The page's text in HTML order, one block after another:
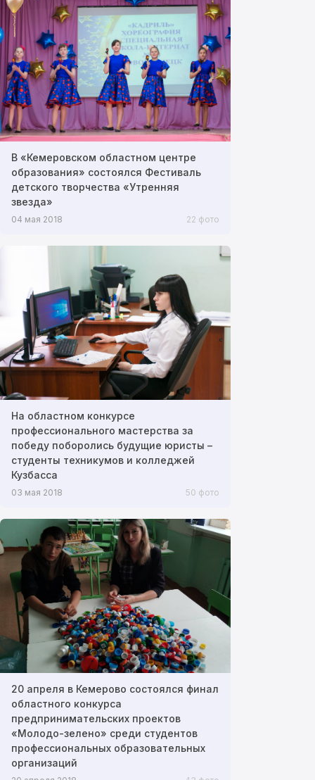
В «Кемеровском областном центре
образования» состоялся Фестиваль
детского творчества «Утренняя
звезда»
04 мая 2018 22 фото
На областном конкурсе
профессионального мастерства за
победу поборолись будущие юристы –
студенты техникумов и колледжей
Кузбасса
03 мая 2018 50 фото
20 апреля в Кемерово состоялся финал
областного конкурса
предпринимательских проектов
«Молодо-зелено» среди студентов
профессиональных образовательных
организаций